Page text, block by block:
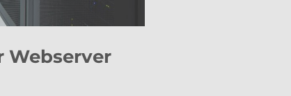
Webserver